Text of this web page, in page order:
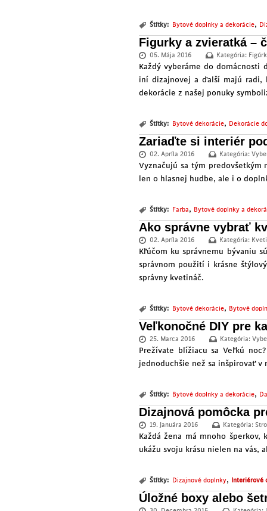
Štítky: Bytové doplnky a dekorácie,
Figurky a zvieratká –
05. Mája 2016 Kategória:
Každý vyberáme do
iní dizajnovej a ďalší majú radi,
dekorácie z našej ponuky
Štítky: Bytové dekorácie, Dekorácie
Zariaďte si interiér
02. Apríla 2016 Kategória:
Vyznačujú sa tým
len o hlasnej hudbe, ale i o
Štítky: Farba, Bytové doplnky a
Ako správne vybrať
02. Apríla 2016 Kategória:
Kľúčom ku správnemu bývaniu
správnom použití i krásne
správny kvetináč.
Štítky: Bytové dekorácie, Bytové
Veľkonočné DIY pre
25. Marca 2016 Kategória:
Prežívate blížiacu sa Veľkú
jednoduchšie než sa inšpirovať v
Štítky: Bytové doplnky a dekorácie,
Dizajnová pomôcka
19. Januára 2016 Kategória:
Každá žena má mnoho
ukážu svoju krásu nielen na vás,
Štítky: Dizajnové doplnky, Interiérové
Úložné boxy alebo